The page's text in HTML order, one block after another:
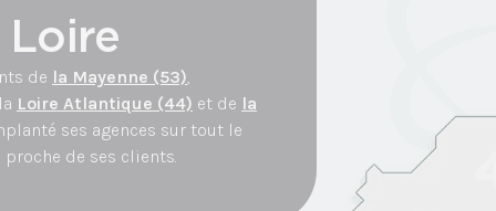
Loire
de la Mayenne (53),
Loire Atlantique (44) et de la
ses agences sur tout le
de ses clients.